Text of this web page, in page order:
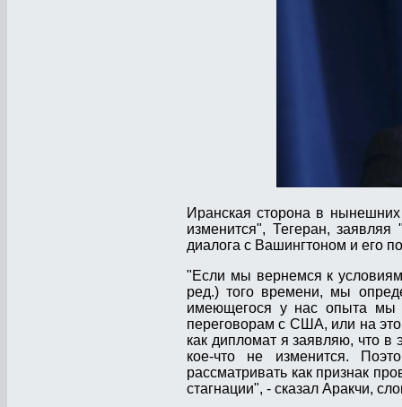
Иранская сторона в
изменится", Тегеран,
диалога с Вашингтоном и его
"Если мы вернемся к
ред.) того времени, мы
имеющегося у нас опыта мы
переговорам с США, или на
как дипломат я заявляю, что в
кое-что не изменится.
рассматривать как признак
стагнации", - сказал Аракчи,